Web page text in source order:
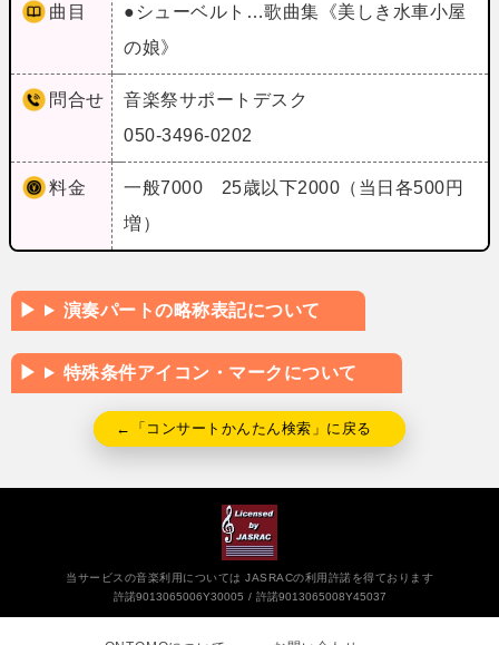
曲目
●シューベルト…歌曲集《美しき水車小屋
の娘》
問合せ
音楽祭サポートデスク
050-3496-0202
料金
一般7000 25歳以下2000（当日各500円
増）
演奏パートの略称表記について
特殊条件アイコン・マークについて
←「コンサートかんたん検索」に戻る
当サービスの音楽利用については JASRACの利用許諾を得ております
許諾9013065006Y30005
許諾9013065008Y45037